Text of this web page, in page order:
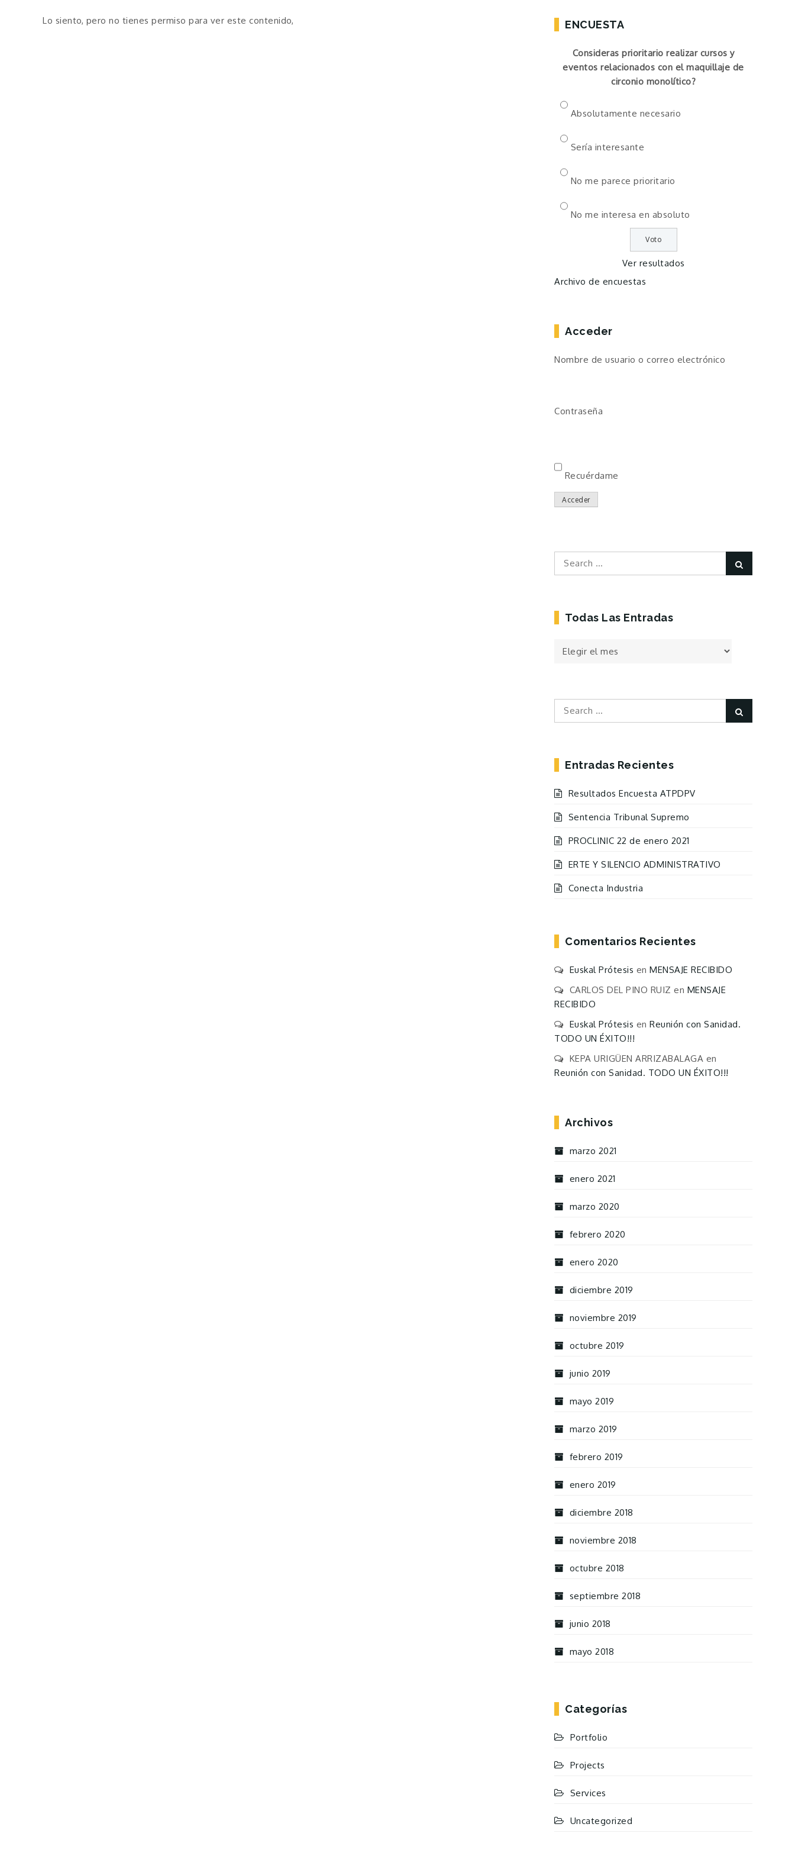
Lo siento, pero no tienes permiso para ver este contenido, ENCUESTA
Consideras prioritario realizar cursos y
eventos relacionados con el maquillaje de
circonio monolítico?
Absolutamente necesario
Sería interesante
No me parece prioritario
No me interesa en absoluto
Ver resultados
Archivo de encuestas
Acceder
Nombre de usuario o correo electrónico
Contraseña
Recuérdame
Acceder
Search
for:
Todas Las Entradas
Todas
Search
for:
Entradas Recientes
Resultados Encuesta ATPDPV
Sentencia Tribunal Supremo
PROCLINIC 22 de enero 2021
ERTE Y SILENCIO ADMINISTRATIVO
Conecta Industria
Comentarios Recientes
Euskal Prótesis en MENSAJE RECIBIDO
CARLOS DEL PINO RUIZ en MENSAJE
RECIBIDO
Euskal Prótesis en Reunión con Sanidad.
TODO UN ÉXITO!!!
KEPA URIGÜEN ARRIZABALAGA en
Reunión con Sanidad. TODO UN ÉXITO!!!
Archivos
marzo 2021
enero 2021
marzo 2020
febrero 2020
enero 2020
diciembre 2019
noviembre 2019
octubre 2019
junio 2019
mayo 2019
marzo 2019
febrero 2019
enero 2019
diciembre 2018
noviembre 2018
octubre 2018
septiembre 2018
junio 2018
mayo 2018
Categorías
Portfolio
Projects
Services
Uncategorized